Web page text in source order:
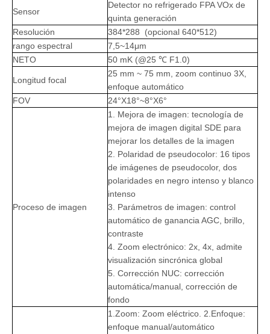
Sensor
Detector no refrigerado FPA VOx de
quinta generación
Resolución
384*288 (opcional 640*512)
rango espectral
7,5~14μm
NETO
50 mK (@25 ℃ F1.0)
Longitud focal
25 mm ~ 75 mm, zoom continuo 3X,
enfoque automático
FOV
24°X18°~8°X6°
Proceso de imagen
1. Mejora de imagen: tecnología de
mejora de imagen digital SDE para
mejorar los detalles de la imagen
2. Polaridad de pseudocolor: 16 tipos
de imágenes de pseudocolor, dos
polaridades en negro intenso y blanco
intenso
3. Parámetros de imagen: control
automático de ganancia AGC, brillo,
contraste
4. Zoom electrónico: 2x, 4x, admite
visualización sincrónica global
5. Corrección NUC: corrección
automática/manual, corrección de
fondo
1.Zoom: Zoom eléctrico. 2.Enfoque:
enfoque manual/automático